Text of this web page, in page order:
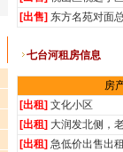
[出售] 东方名苑对面
七台河租房信息
房
[出租] 文化小区
[出租] 大润发北侧，
[出租] 急低价出售出